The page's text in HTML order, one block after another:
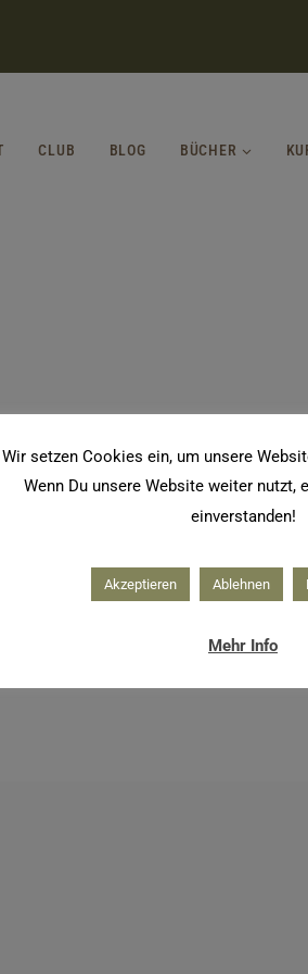
CLUB BLOG BÜCHER
Wir setzen Cookies ein, um unsere
Wenn Du unsere Website weiter nutzt,
einverstanden!
Akzeptieren Ablehnen
Mehr Info